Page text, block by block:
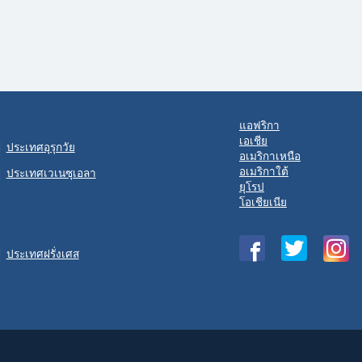
ประเทศอุรุกวัย
ประเทศเวเนซุเอลา
ประเทศฝรั่งเศส
แอฟริกา
เอเชีย
อเมริกาเหนือ
อเมริกาใต้
ยุโรป
โอเชียเนีย